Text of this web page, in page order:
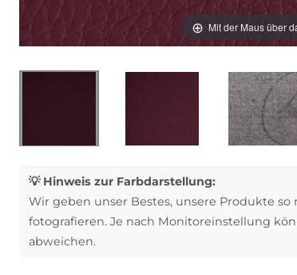
Mit der Maus über
💡 Hinweis zur Farbdarstellung:
Wir geben unser Bestes, unsere Produkte so
fotografieren. Je nach Monitoreinstellung
abweichen.